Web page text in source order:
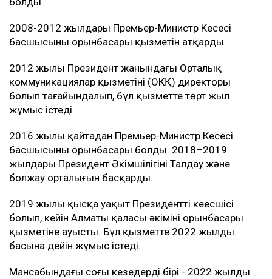
2008-2012 жылдары Премьер-Министр Кеңсесі
басшысының орынбасары қызметін атқарды.
2012 жылы Президент жанындағы Орталық
коммуникациялар қызметінің (ОКҚ) директоры
болып тағайындалып, бұл қызметте төрт жыл
жұмыс істеді.
2016 жылы қайтадан Премьер-Министр Кеңсесі
басшысының орынбасары болды. 2018–2019
жылдары Президент Әкімшілігінің Талдау және
болжау орталығын басқарды.
2019 жылы қысқа уақыт Президенттің кеңесшісі
болып, кейін Алматы қаласы әкімінің орынбасары
қызметіне ауысты. Бұл қызметте 2022 жылдың
басына дейін жұмыс істеді.
Мансабындағы соңғы кезеңдердің бірі - 2022 жылдың